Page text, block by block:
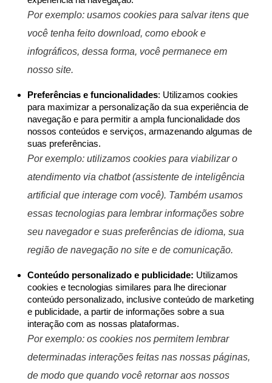
experiência na navegação.
Por exemplo: usamos cookies para salvar itens que
você tenha feito download, como ebook e
infográficos, dessa forma, você permanece em
nosso site.
Preferências e funcionalidades: Utilizamos cookies
para maximizar a personalização da sua experiência de
navegação e para permitir a ampla funcionalidade dos
nossos conteúdos e serviços, armazenando algumas de
suas preferências.
Por exemplo: utilizamos cookies para viabilizar o
atendimento via chatbot (assistente de inteligência
artificial que interage com você). Também usamos
essas tecnologias para lembrar informações sobre
seu navegador e suas preferências de idioma, sua
região de navegação no site e de comunicação.
Conteúdo personalizado e publicidade: Utilizamos
cookies e tecnologias similares para lhe direcionar
conteúdo personalizado, inclusive conteúdo de marketing
e publicidade, a partir de informações sobre a sua
interação com as nossas plataformas.
Por exemplo: os cookies nos permitem lembrar
determinadas interações feitas nas nossas páginas,